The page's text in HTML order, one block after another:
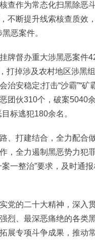
作为常态化扫黑除恶
不断提升线索核查质效
恶案件。
督办重大涉黑恶案件
打掉涉及农村地区涉黑
治安稳定;打击“沙霸”“矿
团伙310个，破案5040
标逃犯180余名。
打建结合，全力配合
，全力遏制黑恶势力犯
一整治”要求，及时通
的二十大精神，深入
烈、最深恶痛绝的各类
展专项斗争成果，推动